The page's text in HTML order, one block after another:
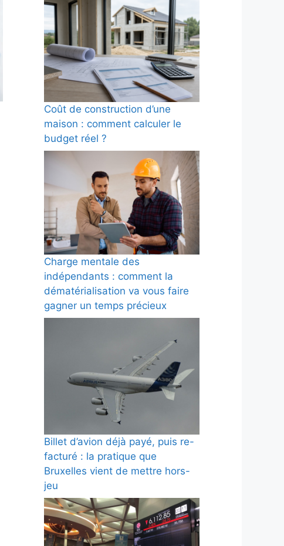
Coût de construction d’une
maison : comment calculer le
budget réel ?
Charge mentale des
indépendants : comment la
dématérialisation va vous faire
gagner un temps précieux
Billet d’avion déjà payé, puis re-
facturé : la pratique que
Bruxelles vient de mettre hors-
jeu